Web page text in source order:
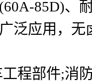
85D)、
泛应用，
程部件;消